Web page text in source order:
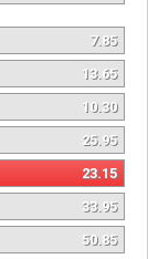
7.85
13.65
10.30
25.95
23.15
33.95
50.85